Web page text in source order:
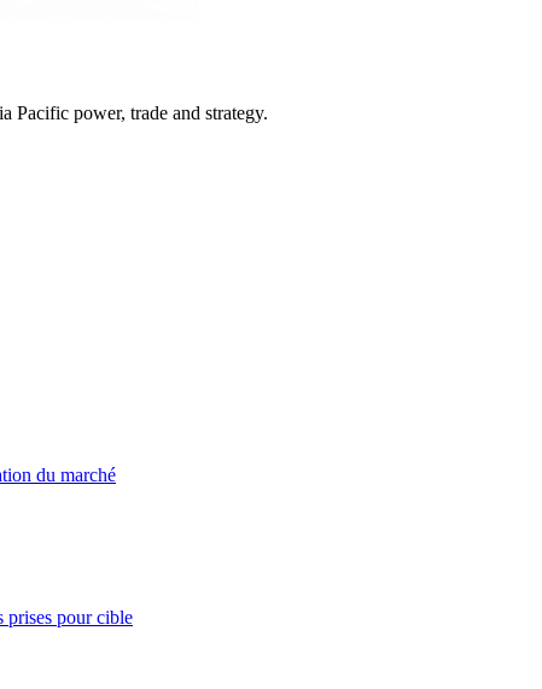
Pacific power, trade and strategy.
du marché
prises pour cible